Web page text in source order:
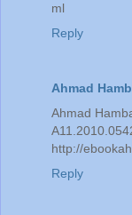
ml
Reply
Ahmad
Ahmad
http://
Reply